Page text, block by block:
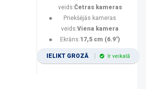
veids:Četras kameras
Priekšējās kameras
veids:Viena kamera
Ekrāns:17,5 cm (6.9")
IELIKT GROZĀ Ir veikalā